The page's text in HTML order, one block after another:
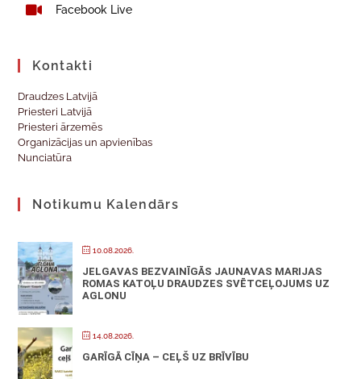
Facebook Live
Kontakti
Draudzes Latvijā
Priesteri Latvijā
Priesteri ārzemēs
Organizācijas un apvienības
Nunciatūra
Notikumu Kalendārs
10.08.2026.
JELGAVAS BEZVAINĪGĀS JAUNAVAS MARIJAS
ROMAS KATOĻU DRAUDZES SVĒTCEĻOJUMS UZ
AGLONU
14.08.2026.
GARĪGĀ CĪŅA – CEĻŠ UZ BRĪVĪBU